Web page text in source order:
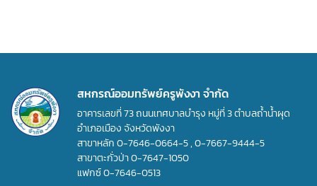
สหกรณ์ออมทรัพย์ครูพังงา จำกัด
อาคารเลขที่ 73 ถนนเทศบาลบำรุง หมู่ที่ 3 ตำบลถ้ำน้ำผุด
อำเภอเมือง จังหวัดพังงา
สาขาหลัก0-7646-0664-5,0-7667-9444-5
สาขาตะกั่วป่า0-7647-1050
แฟกซ์0-7646-0513